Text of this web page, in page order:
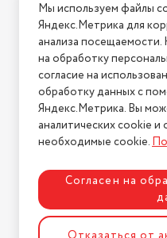
Нашли ошибку на
2026 © Интернет-
Политика
Разработка
Мы используем файлы
Яндекс.Метрика для
анализа посещаемости.
на обработку
согласие на
обработку данных с
Яндекс.Метрика. Вы
аналитических cookie и
необходимые cookie.
Согласен на